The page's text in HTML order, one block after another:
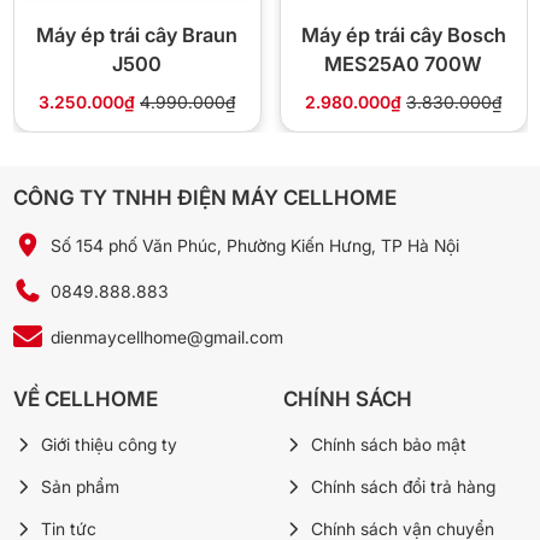
suất.
Máy ép 850W mỗi tháng tốn bao
(tức 0,85 số điện mỗi giờ chạy
liên tục), nếu tính giá điện trung bình2.500đ/số: chạy
hết 1 giờ liên tục chỉ tốn khoảng
đình ép 2–3 ly mỗi ngày dùng tổng cộng chưa tới 10
phút, tương đương khoảng
150–350đ/ngày
hàng 20.000–30.000đ/ly, máy hoàn vốn rất nhanh.
Lưới lọc thép 304 và tốc độ 18.000
Máy ép trái cây Braun
J500
3.250.000₫ 4.990.000₫
Máy ép trái cây Bosch
MES25A0 700W
2.980.000₫ 3.830.000₫
CÔNG TY TNHH ĐIỆN MÁY CELLHOME
Số 154 phố Văn Phúc, Phường Kiến Hưng, TP Hà Nội
0849.888.883
dienmaycellhome@gmail.com
VỀ CELLHOME
Giới thiệu công ty
Sản phẩm
Tin tức
CHÍNH SÁCH
Chính sách bảo mật
Chính sách đổi trả hàng
Chính sách vận chuyển